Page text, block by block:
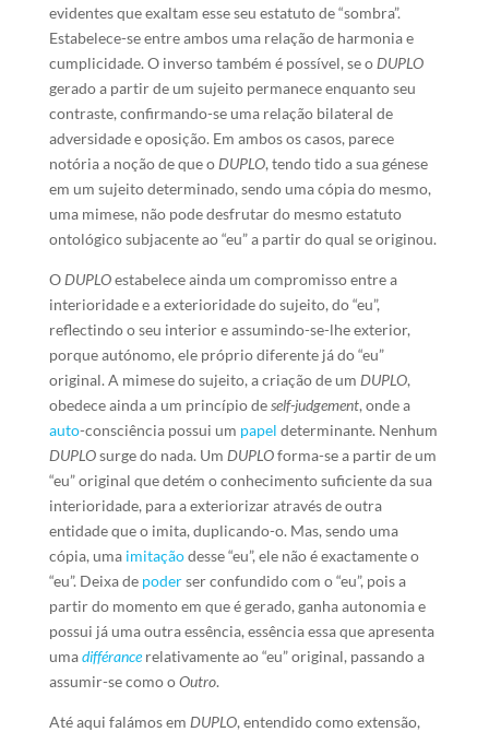
evidentes que exaltam esse seu estatuto de “sombra”.
Estabelece-se entre ambos uma relação de harmonia e
cumplicidade. O inverso também é possível, se o DUPLO
gerado a partir de um sujeito permanece enquanto seu
contraste, confirmando-se uma relação bilateral de
adversidade e oposição. Em ambos os casos, parece
notória a noção de que o DUPLO, tendo tido a sua génese
em um sujeito determinado, sendo uma cópia do mesmo,
uma mimese, não pode desfrutar do mesmo estatuto
ontológico subjacente ao “eu” a partir do qual se originou.
O DUPLOestabelece ainda um compromisso entre a
interioridade e a exterioridade do sujeito, do “eu”,
reflectindo o seu interior e assumindo-se-lhe exterior,
porque autónomo, ele próprio diferente já do “eu”
original. A mimese do sujeito, a criação de um DUPLO,
obedece ainda a um princípio deself-judgement, onde a
auto-consciência possui um papel determinante. Nenhum
DUPLOsurge do nada. Um DUPLOforma-se a partir de um
“eu” original que detém o conhecimento suficiente da sua
interioridade, para a exteriorizar através de outra
entidade que o imita, duplicando-o. Mas, sendo uma
cópia, uma imitaçãodesse “eu”, ele não é exactamente o
“eu”. Deixa de poderser confundido com o “eu”, pois a
partir do momento em que é gerado, ganha autonomia e
possui já uma outra essência, essência essa que apresenta
umadifférancerelativamente ao “eu” original, passando a
assumir-se como oOutro.
Até aqui falámos em DUPLO, entendido como extensão,